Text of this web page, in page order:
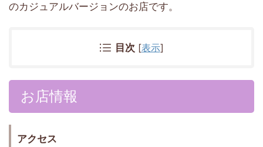
のカジュアルバージョンのお店です。
目次 [表示]
お店情報
アクセス